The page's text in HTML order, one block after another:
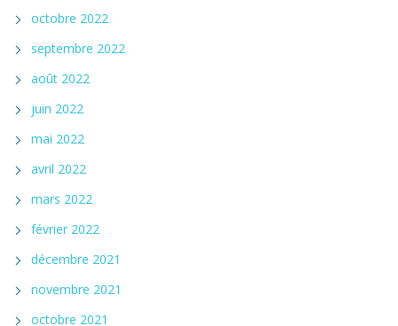
octobre 2022
septembre 2022
août 2022
juin 2022
mai 2022
avril 2022
mars 2022
février 2022
décembre 2021
novembre 2021
octobre 2021